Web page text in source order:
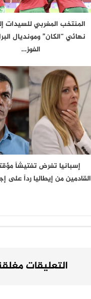
المنتخب المغربي
نهائي “الكان” ومونديال
الفوز…
إسبانيا تفرض تفتيشاً
القادمين من إيطاليا رداً على
التعليقات